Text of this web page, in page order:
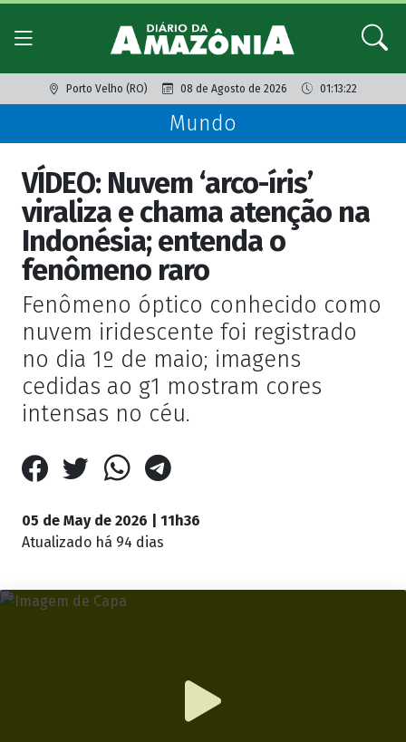
Porto Velho (RO) 08 de Agosto de 2026 01:13:22
Mundo
VÍDEO: Nuvem ‘arco-íris’
viraliza e chama atenção na
Indonésia; entenda o
fenômeno raro
Fenômeno óptico conhecido como
nuvem iridescente foi registrado
no dia 1º de maio; imagens
cedidas ao g1 mostram cores
intensas no céu.
05 de May de 2026 | 11h36
Atualizado há 94 dias